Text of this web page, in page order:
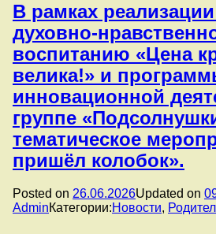
В рамках
духовно-
воспитанию «Цена
велика!» и
инновационной
группе
тематическое
пришёл колобок».
Posted on 26.06.2026Updated on
AdminКатегории:Новости,